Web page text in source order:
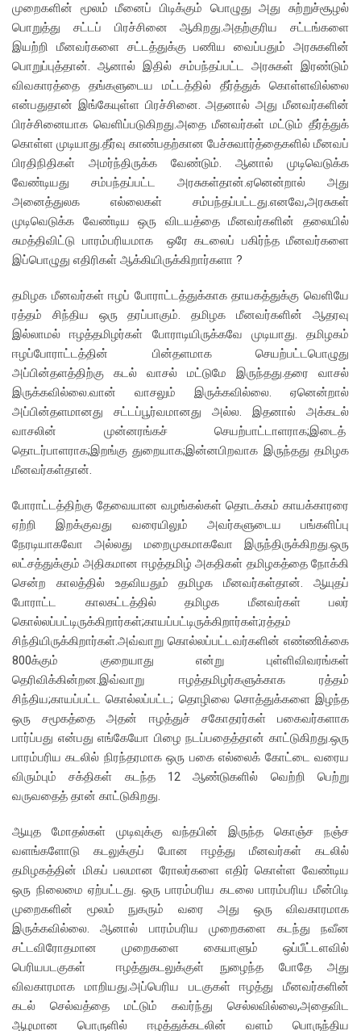
முறைகளின் மூலம் மீனைப் பிடிக்கும் பொழுது அது சுற்றுச்சூழல்
பொறுத்து சட்டப் பிரச்சினை ஆகிறது.அதற்குரிய சட்டங்களை
இயற்றி மீனவர்களை சட்டத்துக்கு பணிய வைப்பதும் அரசுகளின்
பொறுப்புத்தான். ஆனால் இதில் சம்பந்தப்பட்ட அரசுகள் இரண்டும்
விவகாரத்தை தங்களுடைய மட்டத்தில் தீர்த்துக் கொள்ளவில்லை
என்பதுதான் இங்கேயுள்ள பிரச்சினை. அதனால் அது மீனவர்களின்
பிரச்சினையாக வெளிப்படுகிறது.அதை மீனவர்கள் மட்டும் தீர்த்துக்
கொள்ள முடியாது.தீர்வு காண்பதற்கான பேச்சுவார்த்தைகளில் மீனவப்
பிரதிநிதிகள் அமர்ந்திருக்க வேண்டும். ஆனால் முடிவெடுக்க
வேண்டியது சம்பந்தப்பட்ட அரசுகள்தான்.ஏனென்றால் அது
அனைத்துலக எல்லைகள் சம்பந்தப்பட்டது.எனவே,அரசுகள்
முடிவெடுக்க வேண்டிய ஒரு விடயத்தை மீனவர்களின் தலையில்
சுமத்திவிட்டு பாரம்பரியமாக ஒரே கடலைப் பகிர்ந்த மீனவர்களை
இப்பொழுது எதிரிகள் ஆக்கியிருக்கிறார்களா ?
தமிழக மீனவர்கள் ஈழப் போராட்டத்துக்காக தாயகத்துக்கு வெளியே
ரத்தம் சிந்திய ஒரு தரப்பாகும். தமிழக மீனவர்களின் ஆதரவு
இல்லாமல் ஈழத்தமிழர்கள் போராடியிருக்கவே முடியாது. தமிழகம்
ஈழப்போராட்டத்தின் பின்தளமாக செயற்பட்டபொழுது
அப்பின்தளத்திற்கு கடல் வாசல் மட்டுமே இருந்தது.தரை வாசல்
இருக்கவில்லை.வான் வாசலும் இருக்கவில்லை. ஏனென்றால்
அப்பின்தளமானது சட்டப்பூர்வமானது அல்ல. இதனால் அக்கடல்
வாசலின் முன்னரங்கச் செயற்பாட்டாளராக;இடைத்
தொடர்பாளராக;இறங்கு துறையாக;இன்னபிறவாக இருந்தது தமிழக
மீனவர்கள்தான்.
போராட்டத்திற்கு தேவையான வழங்கல்கள் தொடக்கம் காயக்காரரை
ஏற்றி இறக்குவது வரையிலும் அவர்களுடைய பங்களிப்பு
நேரடியாகவோ அல்லது மறைமுகமாகவோ இருந்திருக்கிறது.ஒரு
லட்சத்துக்கும் அதிகமான ஈழத்தமிழ் அகதிகள் தமிழகத்தை நோக்கி
சென்ற காலத்தில் உதவியதும் தமிழக மீனவர்கள்தான். ஆயுதப்
போராட்ட காலகட்டத்தில் தமிழக மீனவர்கள் பலர்
கொல்லப்பட்டிருக்கிறார்கள்;காயப்பட்டிருக்கிறார்கள்;ரத்தம்
சிந்தியிருக்கிறார்கள்.அவ்வாறு கொல்லப்பட்டவர்களின் எண்ணிக்கை
800க்கும் குறையாது என்று புள்ளிவிவரங்கள்
தெரிவிக்கின்றன.இவ்வாறு ஈழத்தமிழர்களுக்காக ரத்தம்
சிந்திய;காயப்பட்ட கொல்லப்பட்ட; தொழிலை சொத்துக்களை இழந்த
ஒரு சமூகத்தை அதன் ஈழத்துச் சகோதரர்கள் பகைவர்களாக
பார்ப்பது என்பது எங்கேயோ பிழை நடப்பதைத்தான் காட்டுகிறது.ஒரு
பாரம்பரிய கடலில் நிரந்தரமாக ஒரு பகை எல்லைக் கோட்டை வரைய
விரும்பும் சக்திகள் கடந்த 12 ஆண்டுகளில் வெற்றி பெற்று
வருவதைத் தான் காட்டுகிறது.
ஆயுத மோதல்கள் முடிவுக்கு வந்தபின் இருந்த கொஞ்ச நஞ்ச
வளங்களோடு கடலுக்குப் போன ஈழத்து மீனவர்கள் கடலில்
தமிழகத்தின் மிகப் பலமான ரோலர்களை எதிர் கொள்ள வேண்டிய
ஒரு நிலைமை ஏற்பட்டது. ஒரு பாரம்பரிய கடலை பாரம்பரிய மீன்பிடி
முறைகளின் மூலம் நுகரும் வரை அது ஒரு விவகாரமாக
இருக்கவில்லை. ஆனால் பாரம்பரிய முறைகளை கடந்து நவீன
சட்டவிரோதமான முறைகளை கையாளும் ஒப்பீட்டளவில்
பெரியபடகுகள் ஈழத்துகடலுக்குள் நுழைந்த போதே அது
விவகாரமாக மாறியது.அப்பெரிய படகுகள் ஈழத்து மீனவர்களின்
கடல் செல்வத்தை மட்டும் கவர்ந்து செல்லவில்லை,அதைவிட
ஆழமான பொருளில் ஈழத்துக்கடலின் வளம் பொருந்திய